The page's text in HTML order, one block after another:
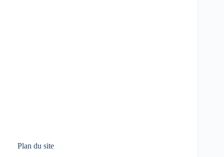
Plan du site